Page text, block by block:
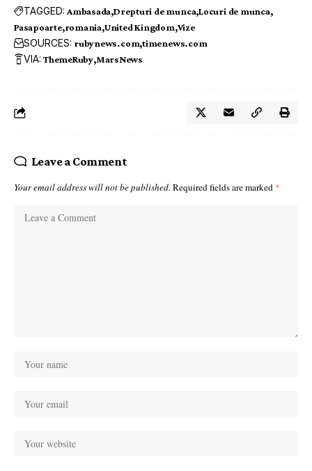
TAGGED: Ambasada Drepturi de munca Locuri de munca
Pasapoarte romania United Kingdom Vize
SOURCES: rubynews.com timenews.com
VIA: ThemeRuby MarsNews
Leave a Comment
Your email address will not be published. Required fields are marked *